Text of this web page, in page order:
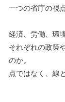
一つの省庁の視
経済、労働、環
それぞれの政策
のか。
点ではなく、線